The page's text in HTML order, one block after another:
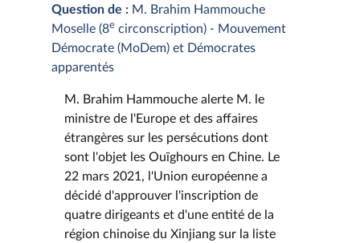
Question de : M. Brahim Hammouche
Moselle (8e circonscription) - Mouvement
Démocrate (MoDem) et Démocrates
apparentés
M. Brahim Hammouche alerte M. le
ministre de l'Europe et des affaires
étrangères sur les persécutions dont
sont l'objet les Ouïghours en Chine. Le
22 mars 2021, l'Union européenne a
décidé d'approuver l'inscription de
quatre dirigeants et d'une entité de la
région chinoise du Xinjiang sur la liste